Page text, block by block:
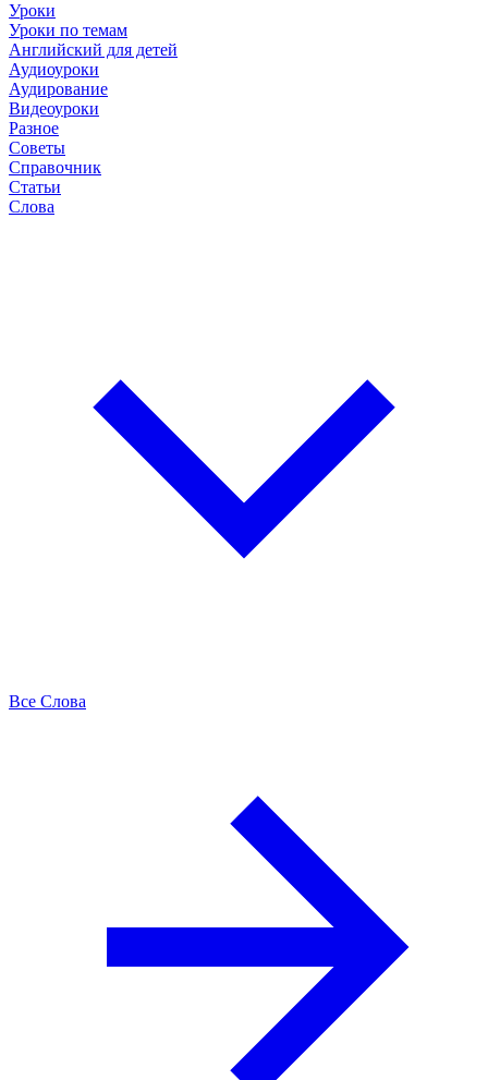
Уроки
Уроки по темам
Английский для детей
Аудиоуроки
Аудирование
Видеоуроки
Разное
Советы
Справочник
Статьи
Слова
Все Слова